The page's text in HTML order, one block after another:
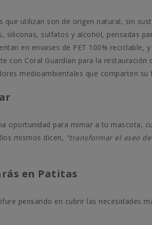
que utilizan son de origen natural, sin
siliconas, sulfatos y alcohol, pensadas
en envases de PET 100%
con Coral Guardian para la
medioambientales que comparten
oportunidad para mimar a tu mascota,
mismos dicen, "transformar el aseo
en Patitas
pensando en cubrir las necesidades